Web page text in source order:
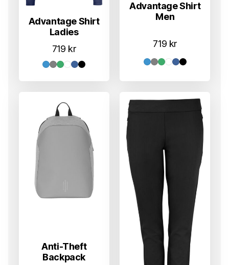
Advantage Shirt
Ladies
719 kr
Advantage Shirt
Men
719 kr
Anti-Theft
Backpack